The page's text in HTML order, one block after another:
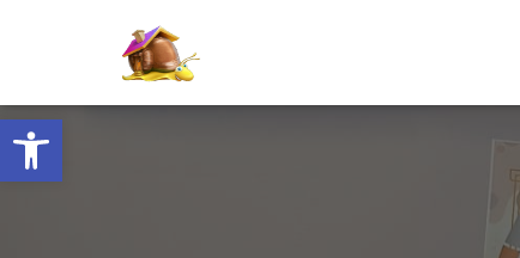
Otwórz pasek narzędzi